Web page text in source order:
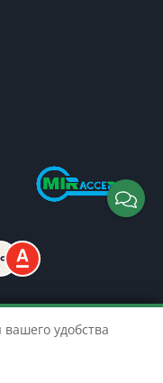
водных
России
вашего удобства